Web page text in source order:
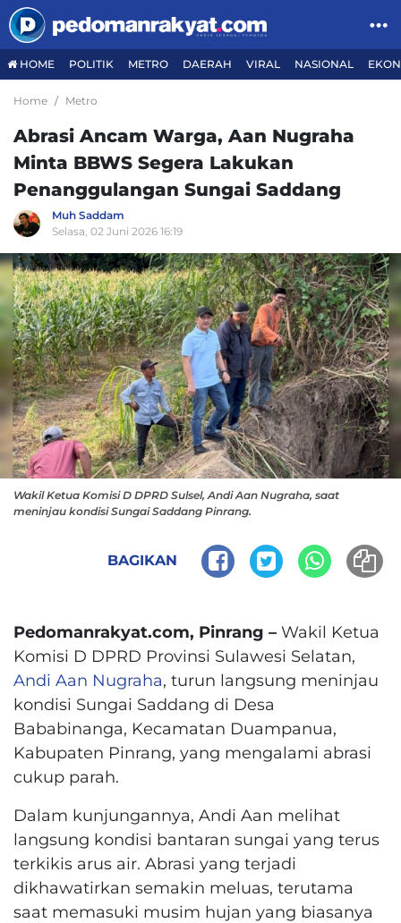
HOME POLITIK METRO DAERAH VIRAL NASIONAL
Home Metro
Abrasi Ancam Warga, Aan Nugraha
Minta BBWS Segera Lakukan
Penanggulangan Sungai Saddang
Muh Saddam
Selasa, 02 Juni 2026 16:19
Wakil Ketua Komisi D DPRD Sulsel, Andi Aan Nugraha, saat
meninjau kondisi Sungai Saddang Pinrang.
BAGIKAN
Pedomanrakyat.com, Pinrang – Wakil Ketua
Komisi D DPRD Provinsi Sulawesi Selatan,
Andi Aan Nugraha, turun langsung meninjau
kondisi Sungai Saddang di Desa
Bababinanga, Kecamatan Duampanua,
Kabupaten Pinrang, yang mengalami abrasi
cukup parah.
Dalam kunjungannya, Andi Aan melihat
langsung kondisi bantaran sungai yang terus
terkikis arus air. Abrasi yang terjadi
dikhawatirkan semakin meluas, terutama
saat memasuki musim hujan yang biasanya